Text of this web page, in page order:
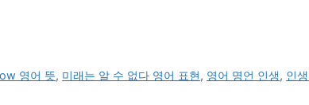
영어 뜻, 미래는 알 수 없다 영어 표현, 영어 명언 인생, 인